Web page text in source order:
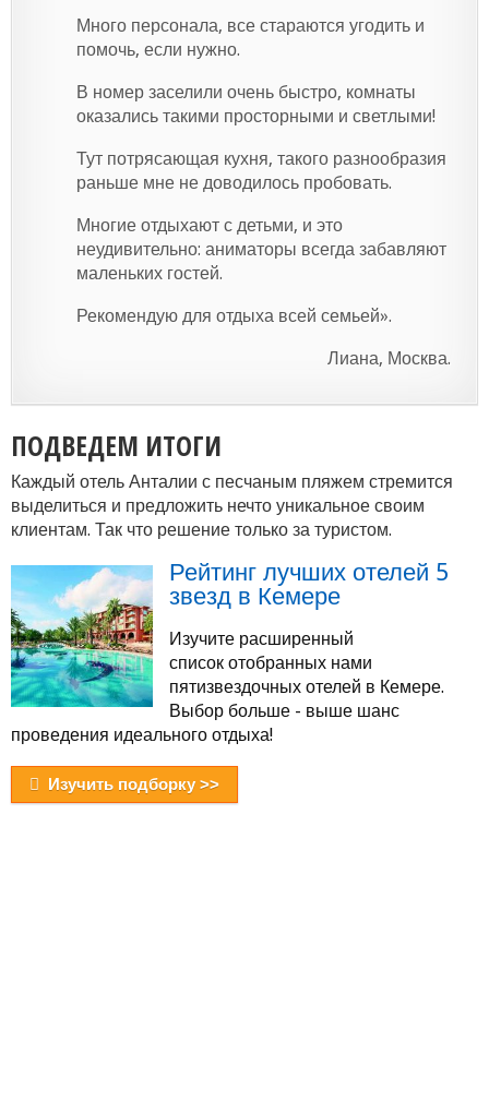
Много персонала, все стараются угодить и
помочь, если нужно.
В номер заселили очень быстро, комнаты
оказались такими просторными и светлыми!
Тут потрясающая кухня, такого разнообразия
раньше мне не доводилось пробовать.
Многие отдыхают с детьми, и это
неудивительно: аниматоры всегда забавляют
маленьких гостей.
Рекомендую для отдыха всей семьей».
Лиана, Москва.
ПОДВЕДЕМ ИТОГИ
Каждый отель Анталии с песчаным пляжем стремится
выделиться и предложить нечто уникальное своим
клиентам. Так что решение только за туристом.
Рейтинг лучших отелей 5
звезд в Кемере
Изучите расширенный
список отобранных нами
пятизвездочных отелей в Кемере.
Выбор больше - выше шанс
проведения идеального отдыха!
Изучить подборку >>